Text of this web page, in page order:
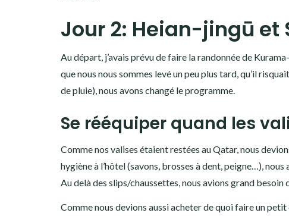
Jour 2: Heian-jingū et
Au départ, j’avais prévu de faire la randonnée de
que nous nous sommes levé un peu plus tard, qu’il
de pluie), nous avons changé le programme.
Se rééquiper quand les
Comme nos valises étaient restées au Qatar, nous
hygiène à l’hôtel (savons, brosses à dent, peigne…),
Au delà des slips/chaussettes, nous avions grand besoin
Comme nous devions aussi acheter de quoi faire un